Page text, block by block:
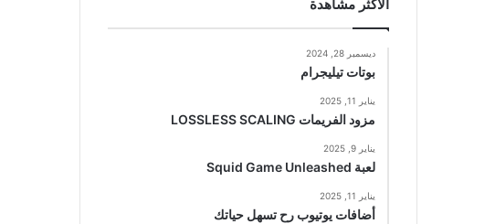
الأكثر مشاهدة
ديسمبر 28, 2024
بوتات تيليجرام
يناير 11, 2025
مزود الفريمات LOSSLESS SCALING
يناير 9, 2025
لعبة Squid Game Unleashed
يناير 11, 2025
أضافات يوتيوب رح تسهل حياتك